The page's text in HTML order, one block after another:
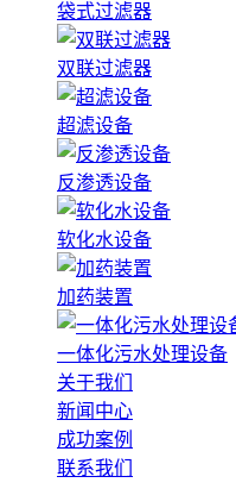
袋式过滤器
双联过滤器
超滤设备
反渗透设备
软化水设备
加药装置
一体化污水处理设备
关于我们
新闻中心
成功案例
联系我们